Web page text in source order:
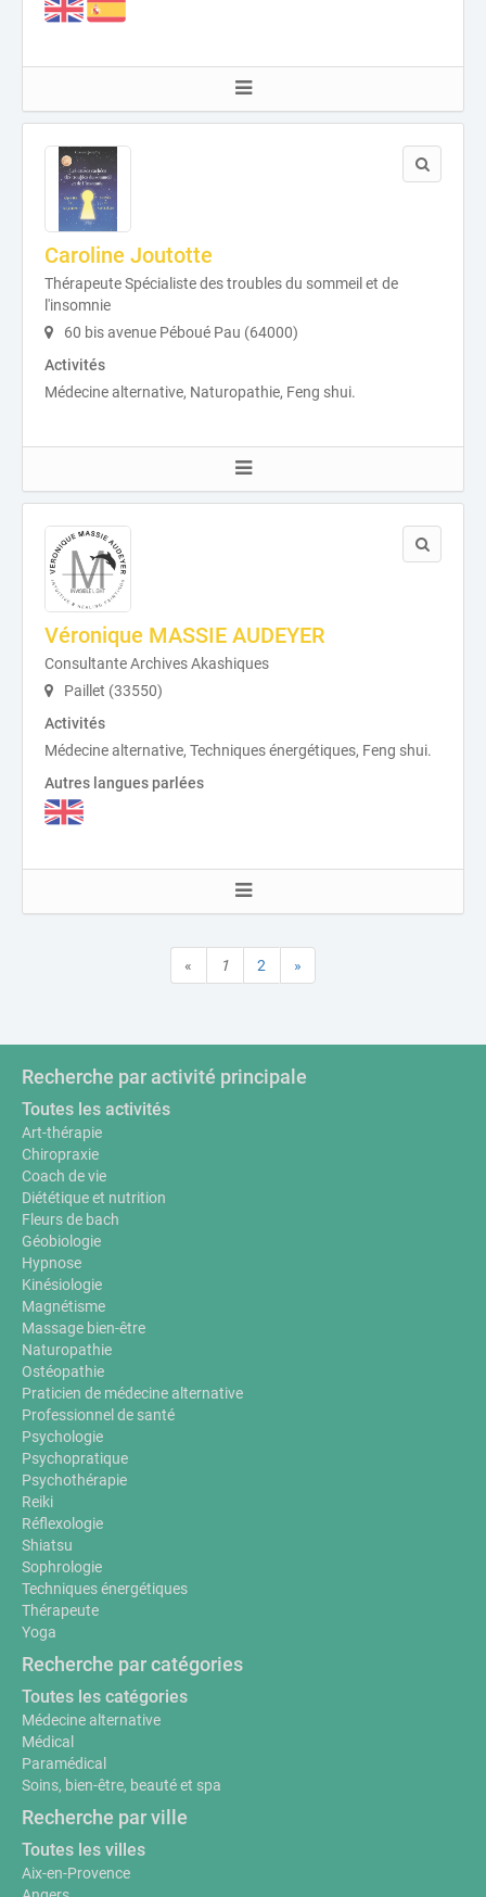
Caroline Joutotte
Thérapeute Spécialiste des troubles du sommeil et de
l'insomnie
60 bis avenue Péboué Pau (64000)
Activités
Médecine alternative, Naturopathie, Feng shui.
Véronique MASSIE AUDEYER
Consultante Archives Akashiques
Paillet (33550)
Activités
Médecine alternative, Techniques énergétiques, Feng shui.
Autres langues parlées
« 1 2 »
Recherche par activité principale
Toutes les activités
Art-thérapie
Chiropraxie
Coach de vie
Diététique et nutrition
Fleurs de bach
Géobiologie
Hypnose
Kinésiologie
Magnétisme
Massage bien-être
Naturopathie
Ostéopathie
Praticien de médecine alternative
Professionnel de santé
Psychologie
Psychopratique
Psychothérapie
Reiki
Réflexologie
Shiatsu
Sophrologie
Techniques énergétiques
Thérapeute
Yoga
Recherche par catégories
Toutes les catégories
Médecine alternative
Médical
Paramédical
Soins, bien-être, beauté et spa
Recherche par ville
Toutes les villes
Aix-en-Provence